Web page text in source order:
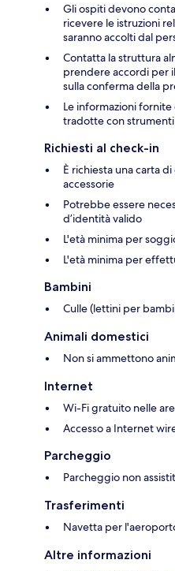
Gli ospiti devono
ricevere le istruzioni
saranno accolti dal
Contatta la struttura
prendere accordi per
sulla conferma della
Le informazioni
tradotte con
Richiesti al check-in
È richiesta una carta
accessorie
Potrebbe essere
d’identità valido
L'età minima per
L'età minima per
Bambini
Culle (lettini per
Animali domestici
Non si ammettono
Internet
Wi-Fi gratuito nelle
Accesso a Internet
Parcheggio
Parcheggio non
Trasferimenti
Navetta per
Altre informazioni